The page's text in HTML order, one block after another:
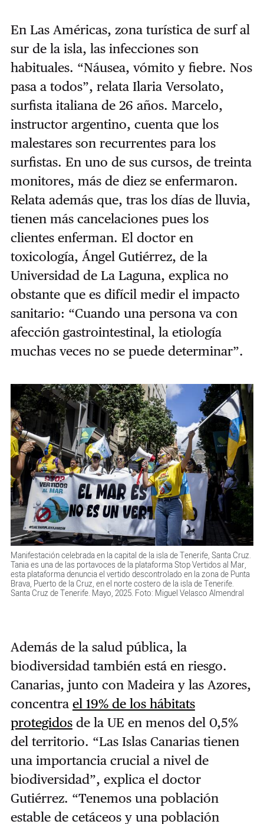
En Las Américas, zona turística de surf al
sur de la isla, las infecciones son
habituales. “Náusea, vómito y fiebre. Nos
pasa a todos”, relata Ilaria Versolato,
surfista italiana de 26 años. Marcelo,
instructor argentino, cuenta que los
malestares son recurrentes para los
surfistas. En uno de sus cursos, de treinta
monitores, más de diez se enfermaron.
Relata además que, tras los días de lluvia,
tienen más cancelaciones pues los
clientes enferman. El doctor en
toxicología, Ángel Gutiérrez, de la
Universidad de La Laguna, explica no
obstante que es difícil medir el impacto
sanitario: “Cuando una persona va con
afección gastrointestinal, la etiología
muchas veces no se puede determinar”.
Manifestación celebrada en la capital de la isla de Tenerife, Santa Cruz.
Tania es una de las portavoces de la plataforma Stop Vertidos al Mar,
esta plataforma denuncia el vertido descontrolado en la zona de Punta
Brava, Puerto de la Cruz, en el norte costero de la isla de Tenerife.
Santa Cruz de Tenerife. Mayo, 2025. Foto: Miguel Velasco Almendral
Además de la salud pública, la
biodiversidad también está en riesgo.
Canarias, junto con Madeira y las Azores,
concentra el 19% de los hábitats
protegidosde la UE en menos del 0,5%
del territorio. “Las Islas Canarias tienen
una importancia crucial a nivel de
biodiversidad”, explica el doctor
Gutiérrez. “Tenemos una población
estable de cetáceos y una población